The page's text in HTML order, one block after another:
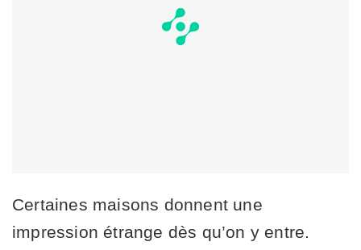
Certaines maisons donnent une
impression étrange dès qu’on y entre.